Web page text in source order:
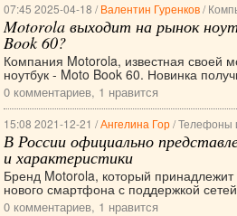
07:45 2025-04-18 /Валентин Гуренков/
Motorola выходит на рынок
Book 60?
Компания Motorola, известная своей
ноутбук - Moto Book 60. Новинка
0 комментариев, 1 нравится
15:08 2021-12-21 /Ангелина Гор/ Телефоны
В России официально
и характеристики
Бренд Motorola, который
нового смартфона с поддержкой
0 комментариев, 1 нравится